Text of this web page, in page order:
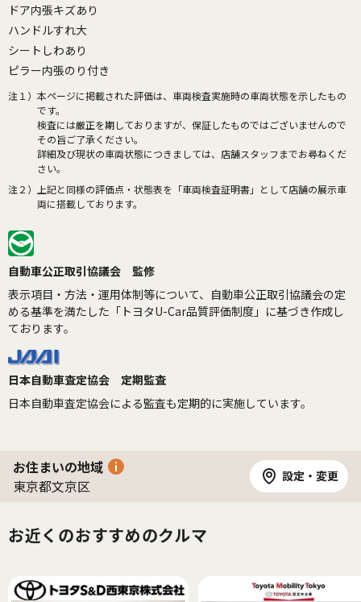
ドア内張キズあり
ハンドルすれ大
シートしわあり
ピラー内張のり付き
注１） 本ページに掲載された評価は、車両検査実施時の車両状態を示したもの
です。
検査には厳正を期しておりますが、保証したものではございませんので
その旨ご了承ください。
詳細及び現状の車両状態につきましては、店舗スタッフまでお尋ねくだ
さい。
注２）
上記と同様の評価点・状態表を「車両検査証明書」として店舗の展示車
両に搭載しております。
自動車公正取引協議会 監修
表示項目・方法・運用体制等について、自動車公正取引協議会の定
める基準を満たした「トヨタU-Car品質評価制度」に基づき作成し
ております。
日本自動車査定協会 定期監査
日本自動車査定協会による監査も定期的に実施しています。
お住まいの地域
東京都文京区
設定・変更
お近くのおすすめのクルマ